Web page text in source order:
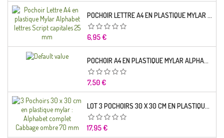
POCHOIR LETTRE A4 EN PLASTIQUE MYLAR ALPHABET LETTRES SCRIPT CAPITALES 25 MM
Prix
6,95 €
POCHOIR A4 EN PLASTIQUE MYLAR ALPHABET LETTRE TYPO SCIENCE 35 MM
Prix
7,50 €
LOT 3 POCHOIRS 30 X 30 CM EN PLASTIQUE MYLAR : ALPHABET COMPLET CABBAGE OMBRE 70 MM
Prix
17,95 €